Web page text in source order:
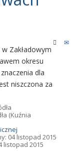
Zakładowym
okresu
dla
niszczona za
(Kuźnia
04 listopad 2015
listopad 2015